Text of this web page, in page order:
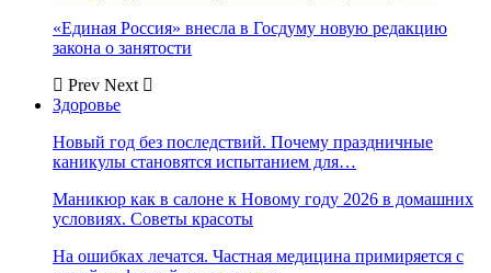
«Единая Россия» внесла в Госдуму новую редакцию
закона о занятости
Prev Next
Здоровье
Новый год без последствий. Почему праздничные
каникулы становятся испытанием для…
Маникюр как в салоне к Новому году 2026 в домашних
условиях. Советы красоты
На ошибках лечатся. Частная медицина примиряется с